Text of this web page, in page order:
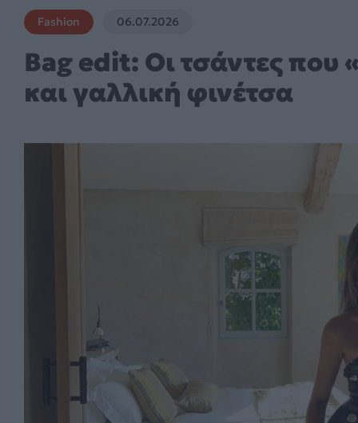
Fashion 06.07.2026
Bag edit: Οι τσάντες που
και γαλλική φινέτσα